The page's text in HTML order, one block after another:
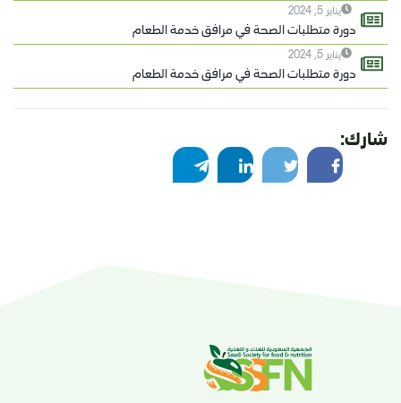
يناير 5, 2024
دورة متطلبات الصحة في مرافق خدمة الطعام
يناير 5, 2024
دورة متطلبات الصحة في مرافق خدمة الطعام
شارك: